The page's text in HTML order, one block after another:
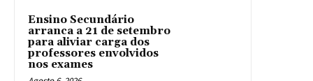
Ensino Secundário
arranca a 21 de setembro
para aliviar carga dos
professores envolvidos
nos exames